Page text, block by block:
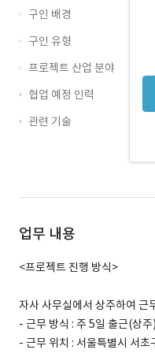
구인 배경
구인 유형
프로젝트 산업 분야
협업 예정 인력
관련 기술
업무 내용
<프로젝트 진행 방식>
자사 사무실에서 상주하여 근
- 근무 방식 : 주 5일 출근(상주)
- 근무 위치 : 서울특별시 서